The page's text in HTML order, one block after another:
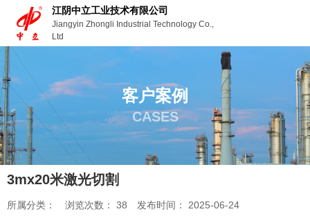
江阴中立工业技术有限公司
Jiangyin Zhongli Industrial Technology Co.,
Ltd
客户案例
CASES
3mx20米激光切割
所属分类： 浏览次数： 38 发布时间： 2025-06-24